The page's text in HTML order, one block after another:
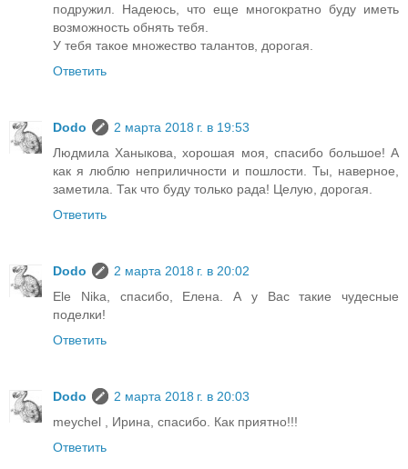
подружил. Надеюсь, что еще многократно буду иметь
возможность обнять тебя.
У тебя такое множество талантов, дорогая.
Ответить
Dodo
2 марта 2018 г. в 19:53
Людмила Ханыкова, хорошая моя, спасибо большое! А
как я люблю неприличности и пошлости. Ты, наверное,
заметила. Так что буду только рада! Целую, дорогая.
Ответить
Dodo
2 марта 2018 г. в 20:02
Ele Nika, спасибо, Елена. А у Вас такие чудесные
поделки!
Ответить
Dodo
2 марта 2018 г. в 20:03
meychel , Ирина, спасибо. Как приятно!!!
Ответить